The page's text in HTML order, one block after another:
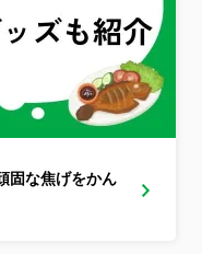
固な焦げをかん